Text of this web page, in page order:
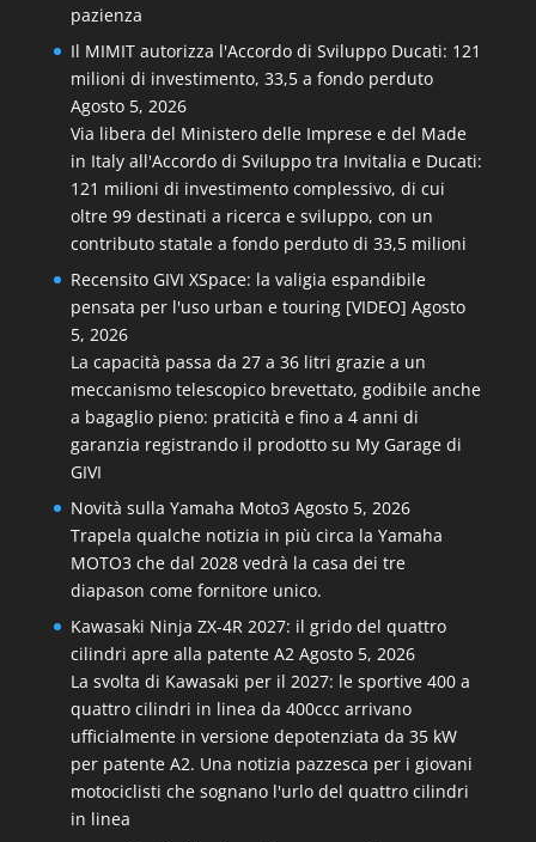
pazienza
Il MIMIT autorizza l'Accordo di Sviluppo Ducati: 121
milioni di investimento, 33,5 a fondo perduto
Agosto 5, 2026
Via libera del Ministero delle Imprese e del Made
in Italy all'Accordo di Sviluppo tra Invitalia e Ducati:
121 milioni di investimento complessivo, di cui
oltre 99 destinati a ricerca e sviluppo, con un
contributo statale a fondo perduto di 33,5 milioni
Recensito GIVI XSpace: la valigia espandibile
pensata per l'uso urban e touring [VIDEO] Agosto
5, 2026
La capacità passa da 27 a 36 litri grazie a un
meccanismo telescopico brevettato, godibile anche
a bagaglio pieno: praticità e fino a 4 anni di
garanzia registrando il prodotto su My Garage di
GIVI
Novità sulla Yamaha Moto3 Agosto 5, 2026
Trapela qualche notizia in più circa la Yamaha
MOTO3 che dal 2028 vedrà la casa dei tre
diapason come fornitore unico.
Kawasaki Ninja ZX-4R 2027: il grido del quattro
cilindri apre alla patente A2 Agosto 5, 2026
La svolta di Kawasaki per il 2027: le sportive 400 a
quattro cilindri in linea da 400ccc arrivano
ufficialmente in versione depotenziata da 35 kW
per patente A2. Una notizia pazzesca per i giovani
motociclisti che sognano l'urlo del quattro cilindri
in linea